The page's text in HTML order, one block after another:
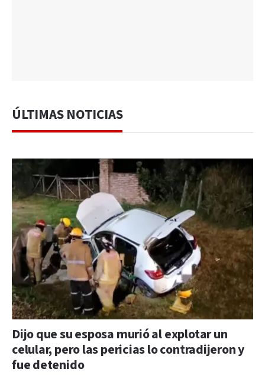
ÚLTIMAS NOTICIAS
Dijo que su esposa murió al explotar un
celular, pero las pericias lo contradijeron y
fue detenido